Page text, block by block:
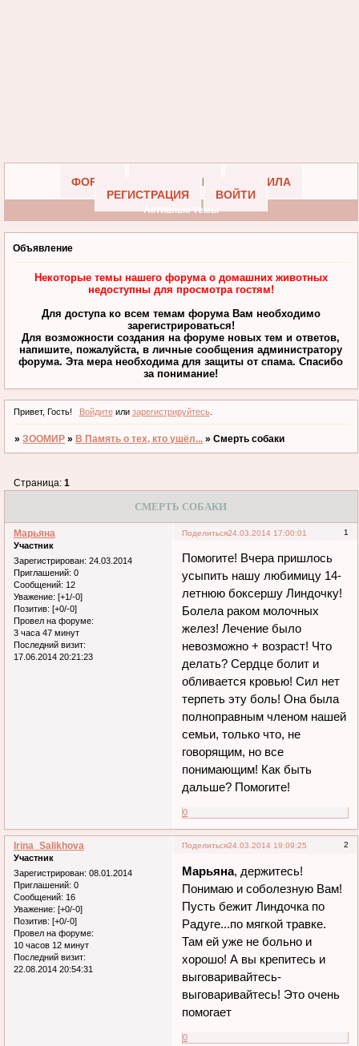
ФОРУМ УЧАСТНИКИ
ПРАВИЛА
РЕГИСТРАЦИЯ
ВОЙТИ
Активные темы
Объявление
Некоторые темы нашего форума о домашних животных
недоступны для просмотра гостям!
Для доступа ко всем темам форума Вам необходимо
зарегистрироваться!
Для возможности создания на форуме новых тем и ответов,
напишите, пожалуйста, в личные сообщения администратору
форума. Эта мера необходима для защиты от спама. Спасибо
за понимание!
Привет, Гость! Войдитеили зарегистрируйтесь.
»ЗООМИР » В Память о тех, кто ушёл... »Смерть собаки
СМЕРТЬ СОБАКИ
Страница:1
Поделиться 1
24.03.2014 17:00:01
Марьяна
Участник
Зарегистрирован: 24.03.2014
Приглашений: 0
Сообщений: 12
Уважение: [+1/-0]
Позитив: [+0/-0]
Провел на форуме:
3 часа 47 минут
Последний визит:
17.06.2014 20:21:23
Помогите! Вчера пришлось
усыпить нашу любимицу 14-
летнюю боксершу Линдочку!
Болела раком молочных
желез! Лечение было
невозможно + возраст! Что
делать? Сердце болит и
обливается кровью! Сил нет
терпеть эту боль! Она была
полноправным членом нашей
семьи, только что, не
говорящим, но все
понимающим! Как быть
дальше? Помогите!
0
Поделиться 2
24.03.2014 19:09:25
Irina_Salikhova
Участник
Зарегистрирован: 08.01.2014
Приглашений: 0
Сообщений: 16
Уважение: [+0/-0]
Позитив: [+0/-0]
Провел на форуме:
10 часов 12 минут
Последний визит:
22.08.2014 20:54:31
Марьяна, держитесь!
Понимаю и соболезную Вам!
Пусть бежит Линдочка по
Радуге...по мягкой травке.
Там ей уже не больно и
хорошо! А вы крепитесь и
выговаривайтесь-
выговаривайтесь! Это очень
помогает
0